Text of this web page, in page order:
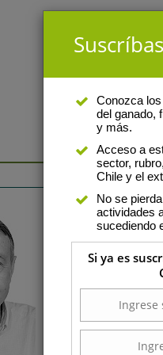
Ruben Antonio
Cómo realizar
cultivo de trigo
No llevar a cabo un
Miércoles 01 de julio
Conozca
del ganado,
y más.
Acceso a
sector,
Chile y el
No se
actividades
sucediendo
Si ya es